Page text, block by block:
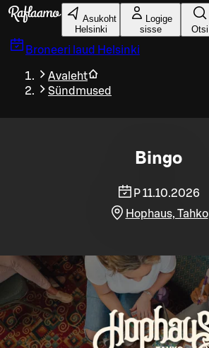
Liigu peamise sisu juurde
Asukoht
Helsinki
Logige
sisse
Otsi
Broneeri laud Helsinki
Avaleht
Sündmused
Bingo
P 11.10.2026
Hophaus, Tahko